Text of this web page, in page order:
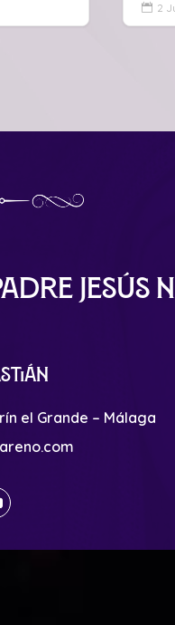
 2
Jesús
el Grande – Málaga